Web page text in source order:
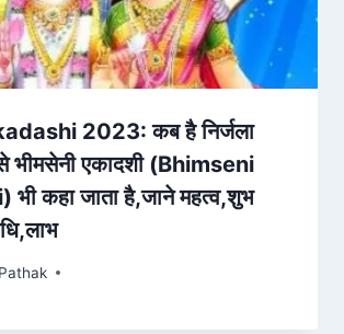
2023: कब है निर्जला
भीमसेनी एकादशी (Bhimseni
कहा जाता है,जाने महत्व,शुभ